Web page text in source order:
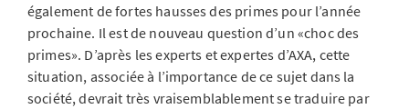
également de fortes hausses des primes pour l’année
prochaine. Il est de nouveau question d’un «choc des
primes». D’après les experts et expertes d’AXA, cette
situation, associée à l’importance de ce sujet dans la
société, devrait très vraisemblablement se traduire par